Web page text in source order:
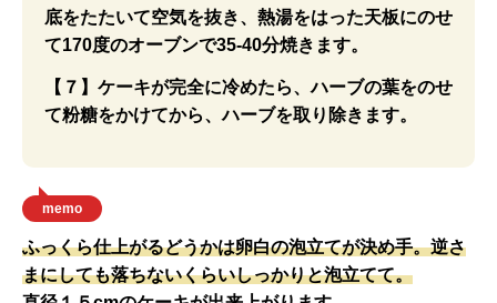
底をたたいて空気を抜き、熱湯をはった天板にのせ
て170度のオーブンで35-40分焼きます。
【７】ケーキが完全に冷めたら、ハーブの葉をのせ
て粉糖をかけてから、ハーブを取り除きます。
memo
ふっくら仕上がるどうかは卵白の泡立てが決め手。逆さ
まにしても落ちないくらいしっかりと泡立てて。